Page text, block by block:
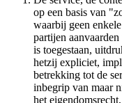
op een basis van
waarbij geen
partijen
is toegestaan,
hetzij expliciet,
betrekking tot de
inbegrip van maar
het